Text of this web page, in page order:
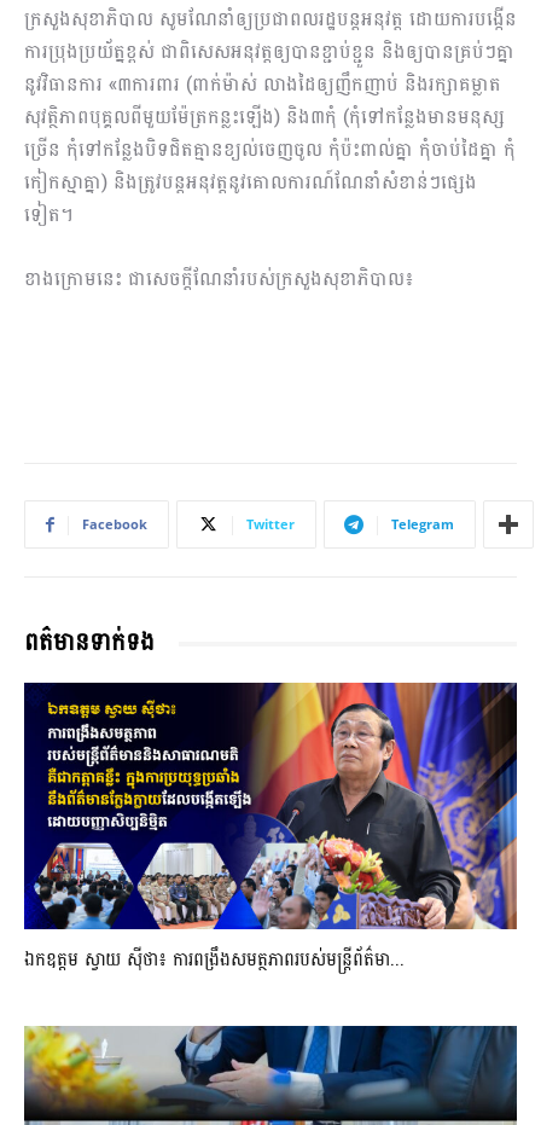
ក្រសួងសុខាភិបាល សូមណែនាំឲ្យប្រជាពលរដ្ឋបន្តអនុវត្ត ដោយការបង្កើន
ការប្រុងប្រយ័ត្នខ្ពស់ ជាពិសេសអនុវត្តឲ្យបានខ្ជាប់ខ្ជួន និងឲ្យបានគ្រប់ៗគ្នា
នូវវិធានការ «៣ការពារ (ពាក់ម៉ាស់ លាងដៃឲ្យញឹកញាប់ និងរក្សាគម្លាត
សុវត្ថិភាពបុគ្គលពីមួយម៉ែត្រកន្លះឡើង) និង៣កុំ (កុំទៅកន្លែងមានមនុស្ស
ច្រើន កុំទៅកន្លែងបិទជិតគ្មានខ្យល់ចេញចូល កុំប៉ះពាល់គ្នា កុំចាប់ដៃគ្នា កុំ
កៀកស្មាគ្នា) និងត្រូវបន្ដអនុវត្តនូវគោលការណ៍ណែនាំសំខាន់ៗផ្សេង
ទៀត។
ខាងក្រោមនេះ ជាសេចក្ដីណែនាំរបស់ក្រសួងសុខាភិបាល៖
Facebook Twitter Telegram
ពត៌មានទាក់ទង
ឯកឧត្តម ស្វាយ ស៊ីថា៖ ការពង្រឹងសមត្ថភាពរបស់មន្ត្រីព័ត៌មា...